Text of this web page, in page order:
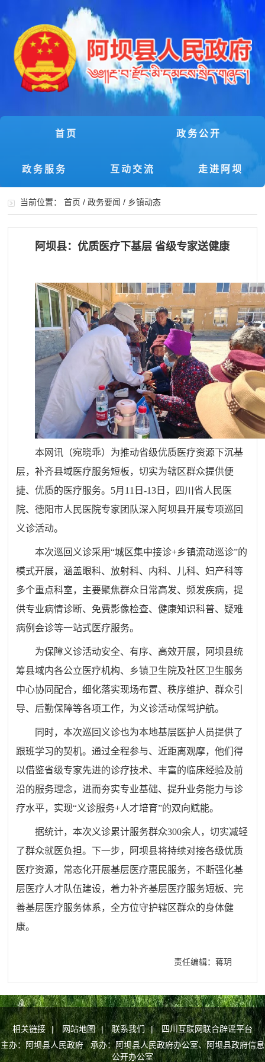
首页 政务公开
政务服务 互动交流 走进阿坝
当前位置：首页 /政务要闻 / 乡镇动态
阿坝县：优质医疗下基层 省级专家送健康
本网讯（宛晓乖） 为推动省级优质医疗资源下沉基
层，补齐县域医疗服务短板，切实为辖区群众提供便
捷、优质的医疗服务。 5月11日-13日，四川省人民医
院、德阳市人民医院专家团队深入阿坝县开展专项巡回
义诊活动。
本次巡回义诊采用“城区集中接诊+乡镇流动巡诊”的
模式开展，涵盖眼科、放射科、内科、儿科、妇产科等
多个重点科室，主要聚焦群众日常高发、频发疾病，提
供专业病情诊断、免费影像检查、健康知识科普、疑难
病例会诊等一站式医疗服务。
为保障义诊活动安全、有序、高效开展，阿坝县统
筹县域内各公立医疗机构、乡镇卫生院及社区卫生服务
中心协同配合，细化落实现场布置、秩序维护、群众引
导、后勤保障等各项工作，为义诊活动保驾护航。
同时，本次巡回义诊也为本地基层医护人员提供了
跟班学习的契机。通过全程参与、近距离观摩，他们得
以借鉴省级专家先进的诊疗技术、丰富的临床经验及前
沿的服务理念，进而夯实专业基础、提升业务能力与诊
疗水平，实现“义诊服务+人才培育”的双向赋能。
据统计，本次义诊累计服务群众300余人，切实减轻
了群众就医负担。下一步，阿坝县将持续对接各级优质
医疗资源，常态化开展基层医疗惠民服务，不断强化基
层医疗人才队伍建设，着力补齐基层医疗服务短板、完
善基层医疗服务体系，全方位守护辖区群众的身体健
康。
责任编辑：蒋玥
相关链接 | 网站地图 | 联系我们 |
四川互联网联合辟谣平台
主办：阿坝县人民政府 承办：阿坝县人民政府办公室、阿坝县政府信息
公开办公室